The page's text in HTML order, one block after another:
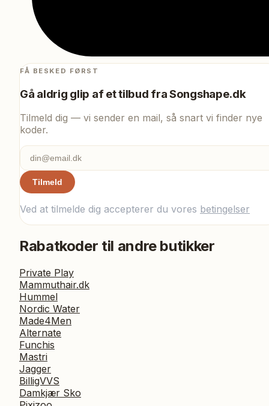
FÅ BESKED FØRST
Gå aldrig glip af et tilbud fraSongshape.dk
Tilmeld dig — vi sender en mail, så snart vi finder nye
koder.
Tilmeld
Ved at tilmelde dig accepterer du vores betingelser
Rabatkoder til andre butikker
Private Play
Mammuthair.dk
Hummel
Nordic Water
Made4Men
Alternate
Funchis
Mastri
Jagger
BilligVVS
Damkjær Sko